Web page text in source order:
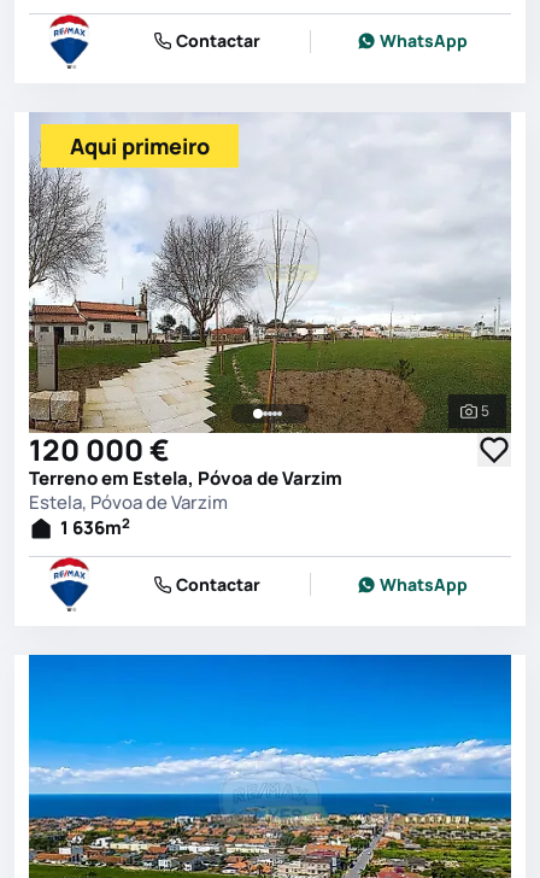
Contactar WhatsApp
Ver
5
Aqui primeiro
120 000 €
Terreno em Estela, Póvoa de Varzim
Estela, Póvoa de Varzim
1 636m2
Contactar WhatsApp